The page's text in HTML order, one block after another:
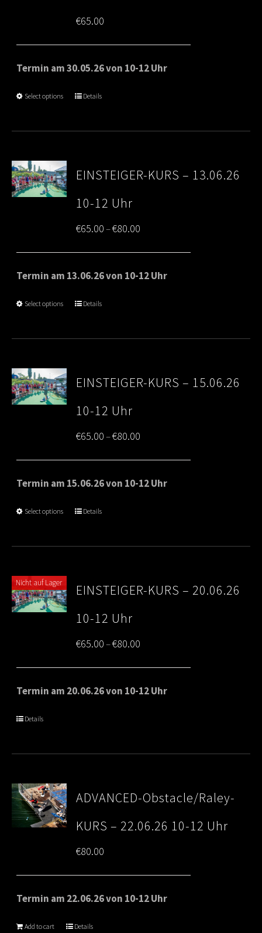
€65.00
Termin am 30.05.26 von 10-12 Uhr
Select options Details
EINSTEIGER-KURS – 13.06.26
10-12 Uhr
€65.00–€80.00
range:
€65.00
Termin am 13.06.26 von 10-12 Uhr
Select options Details
EINSTEIGER-KURS – 15.06.26
10-12 Uhr
€65.00–€80.00
range:
€65.00
Termin am 15.06.26 von 10-12 Uhr
Select options Details
Nicht auf Lager
EINSTEIGER-KURS – 20.06.26
10-12 Uhr
€65.00–€80.00
range:
€65.00
Termin am 20.06.26 von 10-12 Uhr
Details
ADVANCED-Obstacle/Raley-
KURS – 22.06.26 10-12 Uhr
€80.00
Termin am 22.06.26 von 10-12 Uhr
Add to cart Details